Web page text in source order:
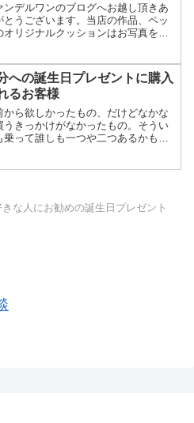
ンデルワンのブログへお越し頂きあ
とうございます。当店の作品、ペッ
オリジナルクッションはお写真を受
ますので、お急ぎコースでご依頼さ
方も多いです。誕生...
への誕生日プレゼントに購入
るお客様
から欲しかったもの、だけどなかな
うきっかけがなかったもの。そうい
乗って誰しも一つや二つあるかもし
な人にお勧めの誕生日プレゼント